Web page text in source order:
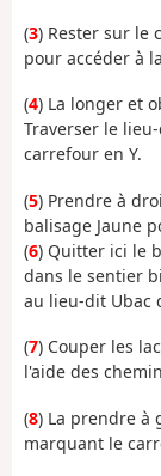
(3) Rester sur le
pour accéder à
(4) La longer et
Traverser le
carrefour en Y.
(5) Prendre à
balisage Jaune
(6) Quitter ici le
dans le sentier
au lieu-dit Ubac
(7) Couper les
l'aide des
(8) La prendre à
marquant le